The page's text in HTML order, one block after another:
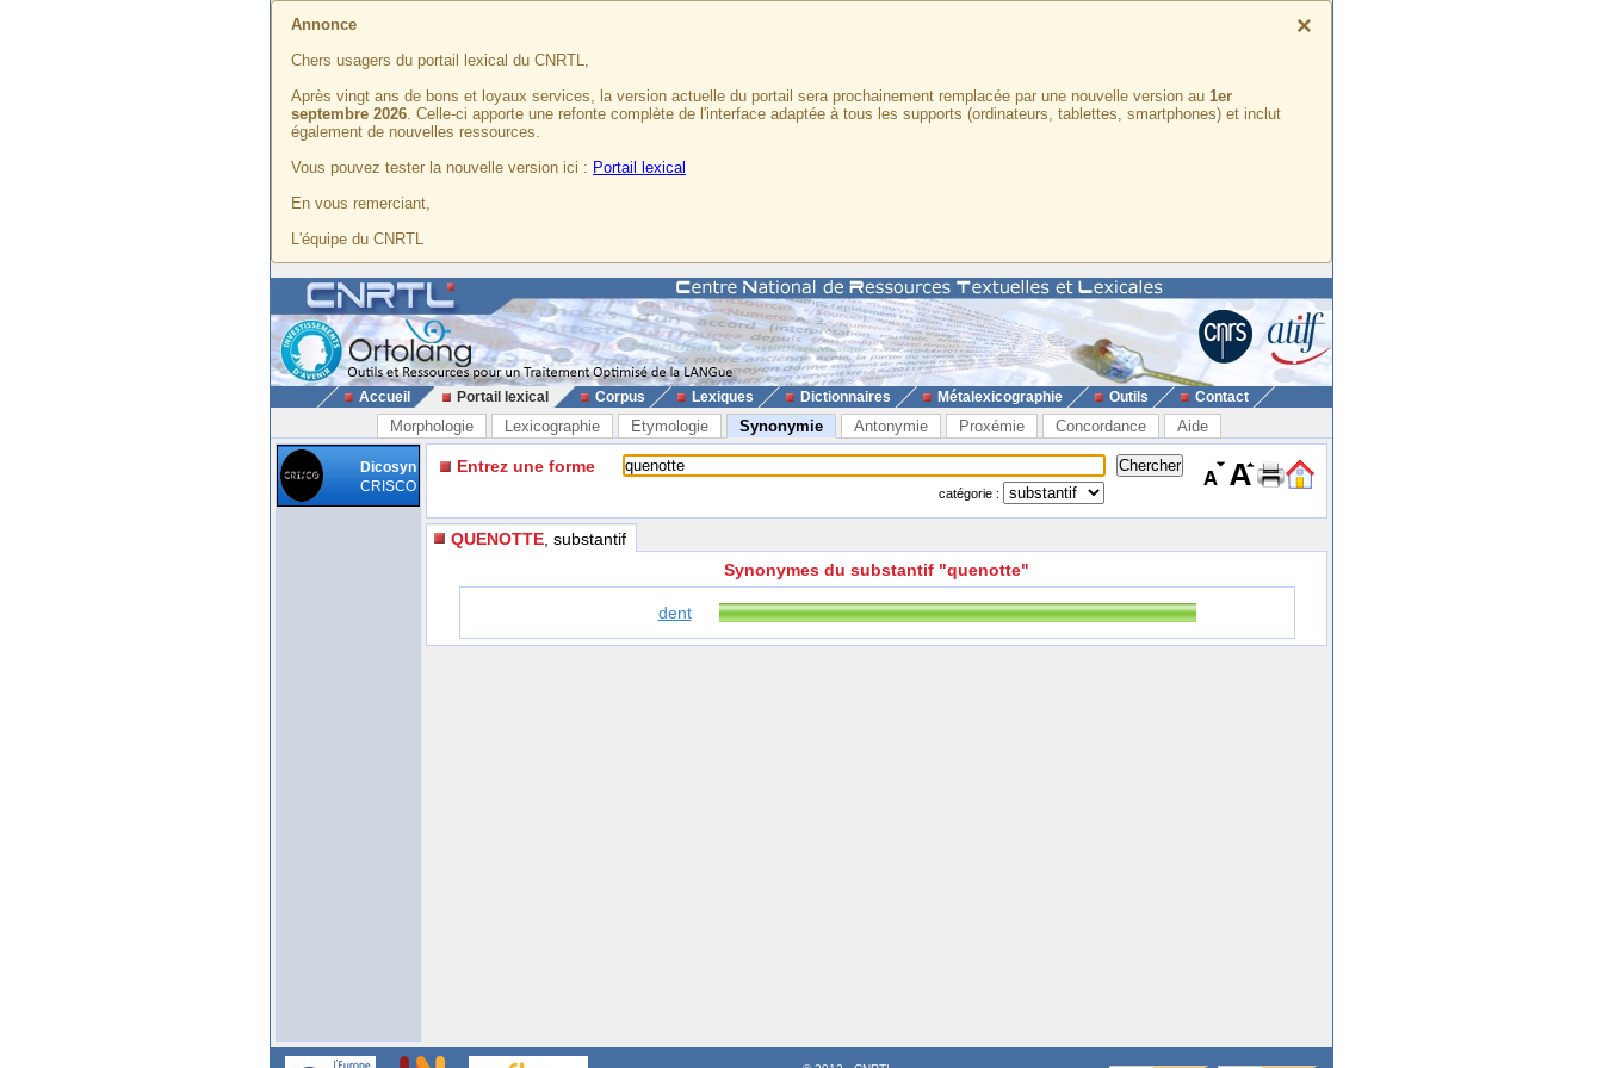
×
Annonce
Chers usagers du portail lexical du CNRTL,
Après vingt ans de bons et loyaux services, la version actuelle du portail sera prochainement remplacée par une nouvelle version au 1er
septembre 2026. Celle-ci apporte une refonte complète de l'interface adaptée à tous les supports (ordinateurs, tablettes, smartphones) et inclut
également de nouvelles ressources.
Vous pouvez tester la nouvelle version ici : Portail lexical
En vous remerciant,
L'équipe du CNRTL
Accueil Portail lexical Corpus Lexiques Dictionnaires Métalexicographie Outils Contact
Morphologie Lexicographie Etymologie Synonymie Antonymie Proxémie Concordance Aide
Dicosyn
CRISCO
Entrez une forme
catégorie :
QUENOTTE , substantif
Synonymes du substantif "quenotte"
dent